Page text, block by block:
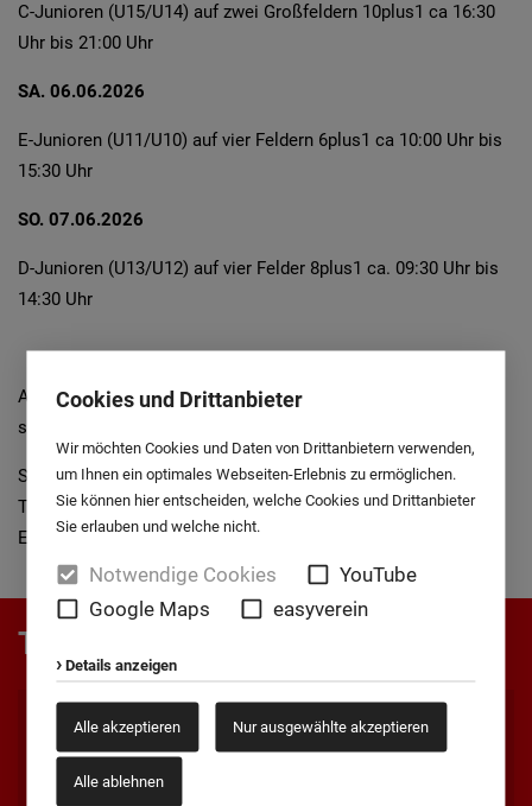
Cookies und Drittanbieter
Wir möchten Cookies und Daten von Drittanbietern verwenden,
um Ihnen ein optimales Webseiten-Erlebnis zu ermöglichen.
Sie können hier entscheiden, welche Cookies und Drittanbieter
Sie erlauben und welche nicht.
Notwendige Cookies
YouTube
Google Maps
easyverein
Details anzeigen
Alle akzeptieren Nur ausgewählte akzeptieren
Alle ablehnen
C-Junioren (U15/U14) auf zwei Großfeldern 10plus1 ca 16:30
Uhr bis 21:00 Uhr
SA. 06.06.2026
E-Junioren (U11/U10) auf vier Feldern 6plus1 ca 10:00 Uhr bis
15:30 Uhr
SO. 07.06.2026
D-Junioren (U13/U12) auf vier Felder 8plus1 ca. 09:30 Uhr bis
14:30 Uhr
Anmeldungen und Fragen richten Sie bitte an :
svheide@paderborn.com
Spielpläne und Turnierregeln folgen zeitnah vor dem
Turnierbeginn online auf dieser Seite und an die Vereine per
Email/Postfach.
Turnierzeitschrift Happe-Cup